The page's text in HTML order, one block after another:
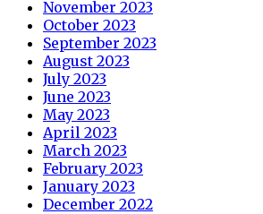
November 2023
October 2023
September 2023
August 2023
July 2023
June 2023
May 2023
April 2023
March 2023
February 2023
January 2023
December 2022